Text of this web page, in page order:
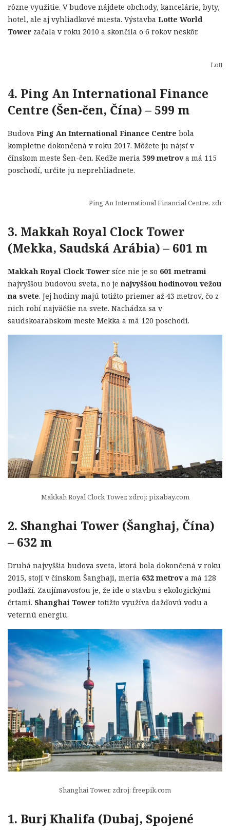
rôzne využitie. V budove nájdete obchody, kancelárie, byty,
hotel, ale aj vyhliadkové miesta. Výstavba Lotte World
Tower začala v roku 2010 a skončila o 6 rokov neskôr.
Lotte
4. Ping An International Finance
Centre (Šen-čen, Čína) – 599 m
Budova Ping An International Finance Centre bola
kompletne dokončená v roku 2017. Môžete ju nájsť v
čínskom meste Šen-čen. Keďže meria 599 metrova má 115
poschodí, určite ju neprehliadnete.
Ping An International Financial Centre,
3. Makkah Royal Clock Tower
(Mekka, Saudská Arábia) – 601 m
Makkah Royal Clock Tower síce nie je so 601 metrami
najvyššou budovou sveta, no jenajvyššou hodinovou vežou
na svete. Jej hodiny majú totižto priemer až 43 metrov, čo z
nich robí najväčšie na svete. Nachádza sa v
saudskoarabskom meste Mekka a má 120 poschodí.
Makkah Royal Clock Tower, zdroj: pixabay.com
2. Shanghai Tower (Šanghaj, Čína)
– 632 m
Druhá najvyššia budova sveta, ktorá bola dokončená v roku
2015, stojí v čínskom Šanghaji, meria 632 metrova má 128
podlaží. Zaujímavosťou je, že ide o stavbu s ekologickými
črtami. Shanghai Tower totižto využíva dažďovú vodu a
veternú energiu.
Shanghai Tower, zdroj: freepik.com
1. Burj Khalifa (Dubaj, Spojené